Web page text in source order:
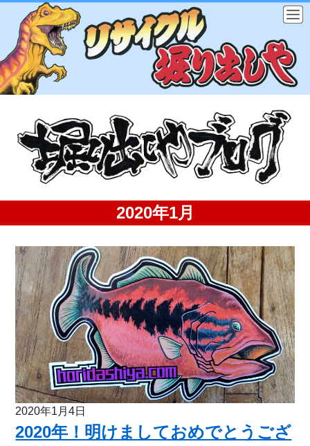
2020年1月
2020年1月4日
2020年！明けましておめでとうござ